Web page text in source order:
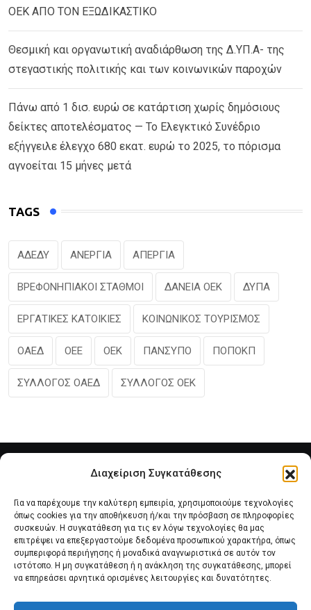
Διαχείριση Συγκατάθεσης
Για να παρέχουμε την καλύτερη εμπειρία, χρησιμοποιούμε τεχνολογίες
όπως cookies για την αποθήκευση ή/και την πρόσβαση σε πληροφορίες
συσκευών. Η συγκατάθεση για τις εν λόγω τεχνολογίες θα μας
επιτρέψει να επεξεργαστούμε δεδομένα προσωπικού χαρακτήρα, όπως
συμπεριφορά περιήγησης ή μοναδικά αναγνωριστικά σε αυτόν τον
ιστότοπο. Η μη συγκατάθεση ή η ανάκληση της συγκατάθεσης, μπορεί
να επηρεάσει αρνητικά ορισμένες λειτουργίες και δυνατότητες.
ΟΕΚ ΑΠΟ ΤΟΝ ΕΞΩΔΙΚΑΣΤΙΚΟ
Θεσμική και οργανωτική αναδιάρθωση της Δ.ΥΠ.Α- της
στεγαστικής πολιτικής και των κοινωνικών παροχών
Πάνω από 1 δισ. ευρώ σε κατάρτιση χωρίς δημόσιους
δείκτες αποτελέσματος — Το Ελεγκτικό Συνέδριο
εξήγγειλε έλεγχο 680 εκατ. ευρώ το 2025, το πόρισμα
αγνοείται 15 μήνες μετά
TAGS
ΑΔΕΔΥ ΑΝΕΡΓΙΑ ΑΠΕΡΓΙΑ
ΒΡΕΦΟΝΗΠΙΑΚΟΙ ΣΤΑΘΜΟΙ ΔΑΝΕΙΑ ΟΕΚ ΔΥΠΑ
ΕΡΓΑΤΙΚΕΣ ΚΑΤΟΙΚΙΕΣ ΚΟΙΝΩΝΙΚΟΣ ΤΟΥΡΙΣΜΟΣ
ΟΑΕΔ ΟΕΕ ΟΕΚ ΠΑΝΣΥΠΟ ΠΟΠΟΚΠ
ΣΥΛΛΟΓΟΣ ΟΑΕΔ ΣΥΛΛΟΓΟΣ ΟΕΚ
Αρχική Νέα του Συλλόγου Θέματα e-Magazino